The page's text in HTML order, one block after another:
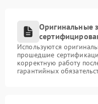
Оригинальные
Используются
прошедшие
корректную работу
гарантийных